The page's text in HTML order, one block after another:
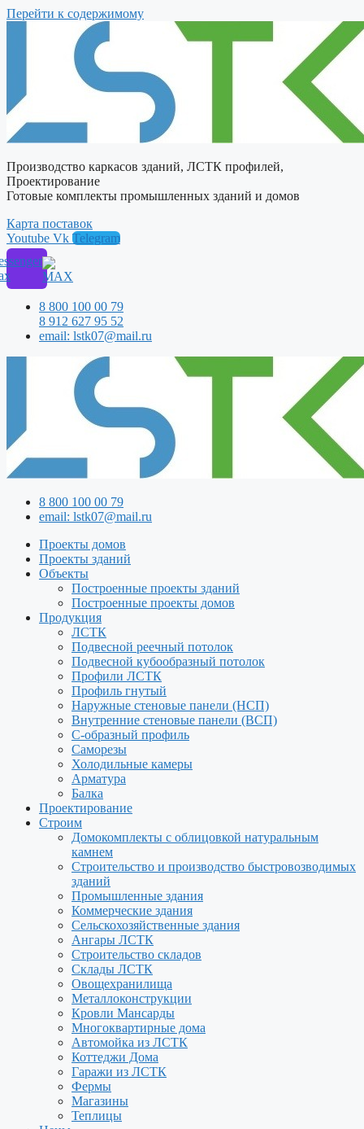
Перейти к содержимому
Производство каркасов зданий, ЛСТК профилей,
Проектирование
Готовые комплекты промышленных зданий и домов
Карта поставок
Youtube Vk Telegram
8 800 100 00 79
8 912 627 95 52
email: lstk07@mail.ru
8 800 100 00 79
email: lstk07@mail.ru
Проекты домов
Проекты зданий
Объекты
Построенные проекты зданий
Построенные проекты домов
Продукция
ЛСТК
Подвесной реечный потолок
Подвесной кубообразный потолок
Профили ЛСТК
Профиль гнутый
Наружные стеновые панели (НСП)
Внутренние стеновые панели (ВСП)
С-образный профиль
Саморезы
Холодильные камеры
Арматура
Балка
Проектирование
Строим
Домокомплекты с облицовкой натуральным
камнем
Строительство и производство быстровозводимых
зданий
Промышленные здания
Коммерческие здания
Сельскохозяйственные здания
Ангары ЛСТК
Строительство складов
Склады ЛСТК
Овощехранилища
Металлоконструкции
Кровли Мансарды
Многоквартирные дома
Автомойка из ЛСТК
Коттеджи Дома
Гаражи из ЛСТК
Фермы
Магазины
Теплицы